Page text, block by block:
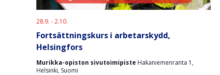
Fortsättningskurs i arbetarskydd,
Helsingfors
28.9. -2.10.
Murikka-opiston sivutoimipiste Hakaniemenranta 1,
Helsinki, Suomi